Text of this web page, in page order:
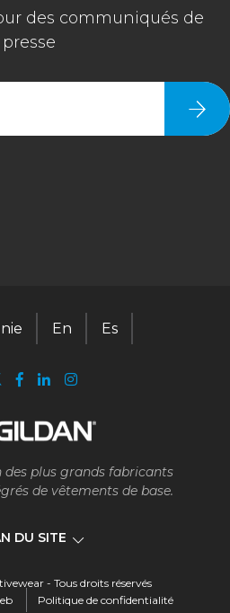
des plus grands fabricants
de vêtements de base.
DU SITE
En Es
- Tous droits réservés
Politique de confidentialité